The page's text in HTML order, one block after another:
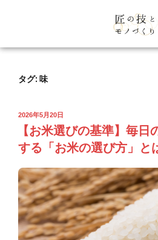
タグ: 味
2026年5月20日
【お米選びの基準】毎日
する「お米の選び方」と